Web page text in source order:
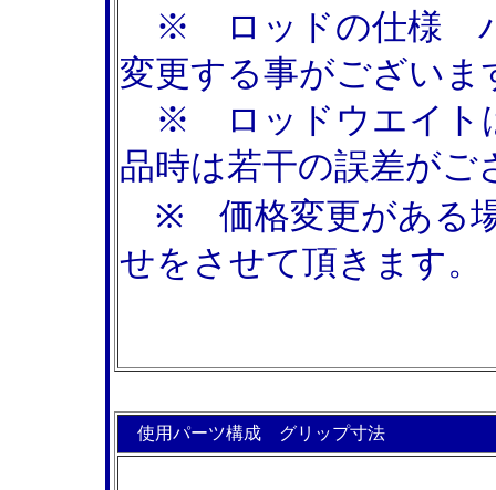
※ ロッドの仕様 パ
変更する事がございま
※ ロッドウエイト
品時は若干の誤差が
※ 価格変更がある場
せをさせて頂きます。
使用パーツ構成 グリップ寸法